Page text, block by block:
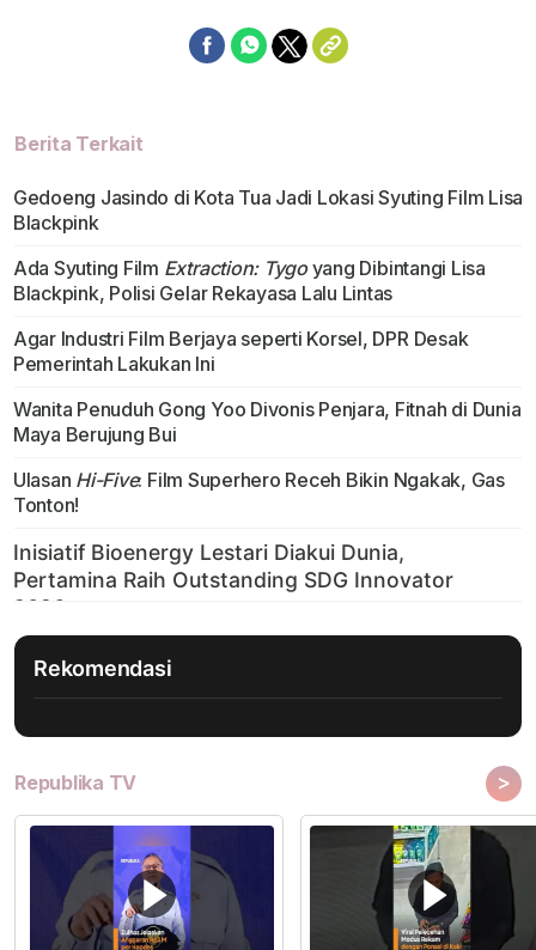
Berita Terkait
Gedoeng Jasindo di Kota Tua Jadi Lokasi Syuting Film Lisa
Blackpink
Ada Syuting Film Extraction: Tygoyang Dibintangi Lisa
Blackpink, Polisi Gelar Rekayasa Lalu Lintas
Agar Industri Film Berjaya seperti Korsel, DPR Desak
Pemerintah Lakukan Ini
Wanita Penuduh Gong Yoo Divonis Penjara, Fitnah di Dunia
Maya Berujung Bui
Ulasan Hi-Five: Film Superhero Receh Bikin Ngakak, Gas
Tonton!
Rekomendasi
Republika TV >